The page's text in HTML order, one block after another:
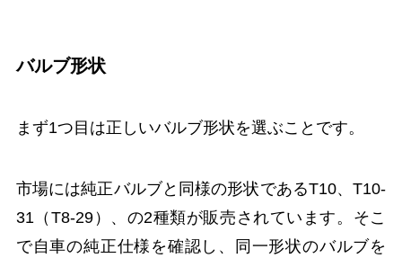
バルブ形状
まず1つ目は正しいバルブ形状を選ぶことです。
市場には純正バルブと同様の形状であるT10、T10-
31（T8-29）、の2種類が販売されています。そこ
で自車の純正仕様を確認し、同一形状のバルブを